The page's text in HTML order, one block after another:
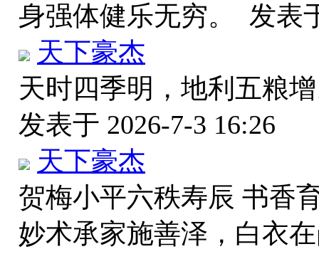
身强体健乐无穷。 发表
天下豪杰
天时四季明，地利五粮
发表于 2026-7-3 16:26
天下豪杰
贺梅小平六秩寿辰 书香
妙术承家施善泽，白衣